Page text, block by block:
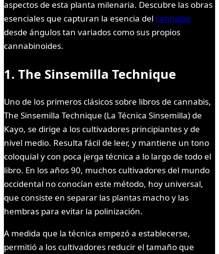
aspectos de esta planta milenaria. Descubre las obras
esenciales que capturan la esencia del cannabis
desde ángulos tan variados como sus propios
cannabinoides.
1. The Sinsemilla Technique
Uno de los primeros clásicos sobre libros de cannabis,
The Sinsemilla Technique (La Técnica Sinsemilla) de
Kayo, se dirige a los cultivadores principiantes y de
nivel medio. Resulta fácil de leer, y mantiene un tono
coloquial y con poca jerga técnica a lo largo de todo el
libro. En los años 90, muchos cultivadores del mundo
occidental no conocían este método, hoy universal,
que consiste en separar las plantas macho y las
hembras para evitar la polinización.
A medida que la técnica empezó a establecerse,
permitió a los cultivadores reducir el tamaño que